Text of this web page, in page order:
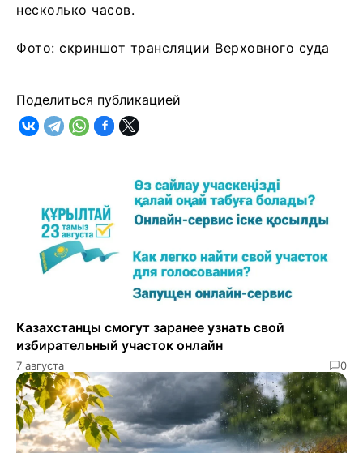
несколько часов.
Фото: скриншот трансляции Верховного суда
Поделиться публикацией
Казахстанцы смогут заранее узнать свой
избирательный участок онлайн
7 августа 0